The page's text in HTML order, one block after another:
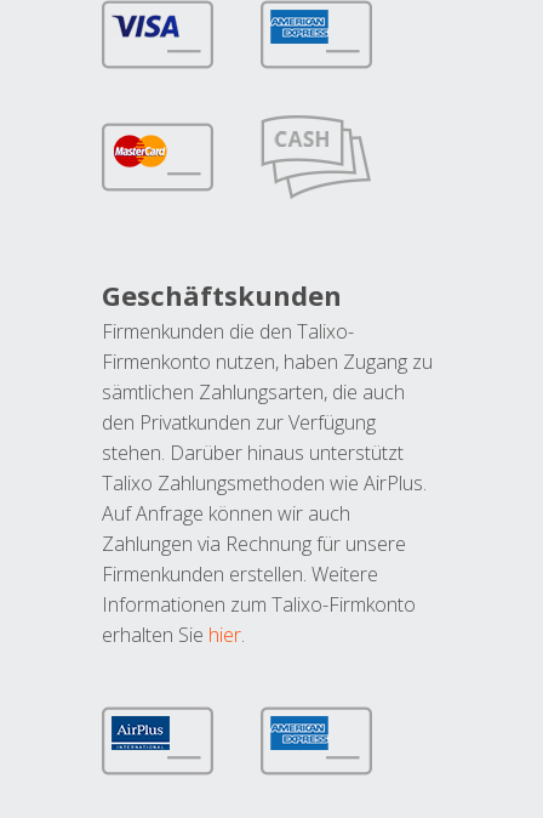
Geschäftskunden
Firmenkunden die den Talixo-
Firmenkonto nutzen, haben Zugang zu
sämtlichen Zahlungsarten, die auch
den Privatkunden zur Verfügung
stehen. Darüber hinaus unterstützt
Talixo Zahlungsmethoden wie AirPlus.
Auf Anfrage können wir auch
Zahlungen via Rechnung für unsere
Firmenkunden erstellen. Weitere
Informationen zum Talixo-Firmkonto
erhalten Sie hier.